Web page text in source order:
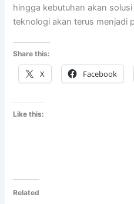
hingga kebutuhan akan
teknologi akan terus menjadi
Share this:
X Facebook
Like this:
Related